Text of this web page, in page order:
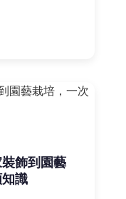
飾到園藝
識